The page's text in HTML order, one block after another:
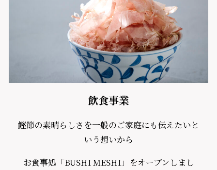
飲食事業
鰹節の素晴らしさを一般のご家庭にも伝えたいと
いう想いから
お食事処「BUSHI MESHI」をオープンしまし